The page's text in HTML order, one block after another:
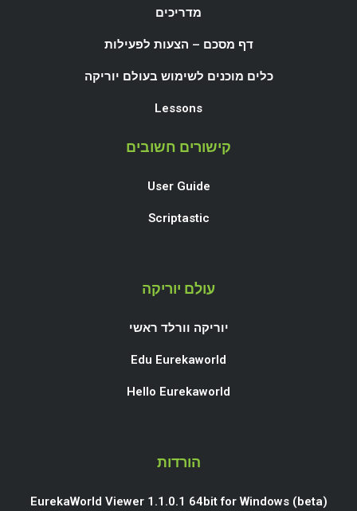
מדריכים
דף מסכם – הצעות לפעילות
כלים מוכנים לשימוש בעולם יוריקה
Lessons
קישורים חשובים
User Guide
Scriptastic
עולם יוריקה
יוריקה וורלד ראשי
Edu Eurekaworld
Hello Eurekaworld
הורדות
EurekaWorld Viewer 1.1.0.1 64bit for Windows (beta)